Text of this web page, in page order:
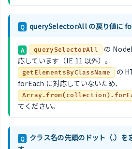
Q querySelectorAll の戻り値に
A querySelectorAll
の
応しています（IE 11 以外）。
getElementsByClassName
の
forEach に対応していないため、
てください。
Q
クラス名の先頭のドット（.）を